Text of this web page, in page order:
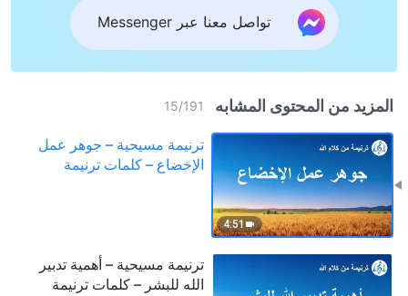
تواصل معنا عبر Messenger
المزيد من المحتوى المشابه 15/191
4:51
ترنيمة مسيحية – جوهر عمل
الإخضاع – كلمات ترنيمة
ترنيمة مسيحية – أهمية تدبير
الله للبشر – كلمات ترنيمة